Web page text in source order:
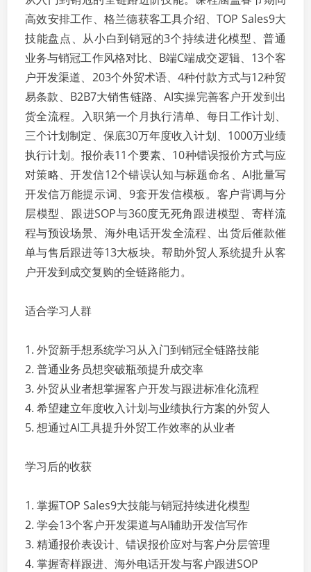
高效安排工作、格兰德获客工具介绍、TOP Sales9大
技能盘点、从小白到销冠的3个持续进化模型、普通
业务与销冠工作风格对比、B端C端成交逻辑、13个客
户开发渠道、203个外贸术语、4种付款方式与12种贸
易条款、B2B7大销售链路、AI实操完善客户开发到出
货全流程。入职第一个月执行清单、每日工作计划、
三个计划制定、保底30万年度收入计划、1000万业绩
执行计划。报价表11个要素、10种错误报价方式与应
对策略、开发信12个错误认知与标题命名、AI批量写
开发信万能提示词、9套开发信模板。客户背调与分
层模型、跟进SOP与360度无死角跟进模型、寄样流
程与预设场景、海外电话开发全流程、出货后催款催
单与售后跟进等13大板块。帮助外贸人系统提升从客
户开发到成交复购的全链路能力。
适合学习人群
1. 外贸新手想系统学习从入门到销冠全链路技能
2. 普通业务员想突破瓶颈提升成交率
3. 外贸从业者想掌握客户开发与跟进标准化流程
4. 希望建立年度收入计划与业绩执行方案的外贸人
5. 想通过AI工具提升外贸工作效率的从业者
学习后的收获
1. 掌握TOP Sales9大技能与销冠持续进化模型
2. 学会13个客户开发渠道与AI辅助开发信写作
3. 精通报价表设计、错误报价应对与客户分层管理
4. 掌握寄样跟进、海外电话开发与客户跟进SOP